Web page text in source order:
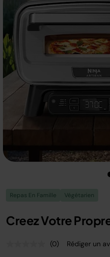
Repas En Famille Végétarien
Creez Votre
Aucune
(0) Rédiger un